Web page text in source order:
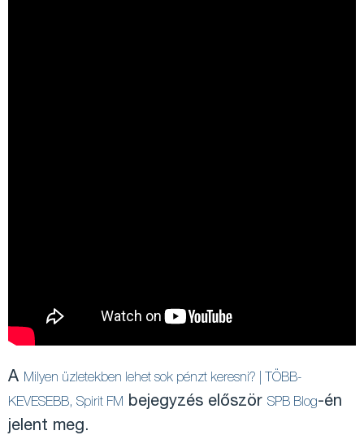
A Milyen üzletekben lehet sok pénzt keresni? | TÖBB-
KEVESEBB, Spirit FM bejegyzés először SPB Blog-én
jelent meg.